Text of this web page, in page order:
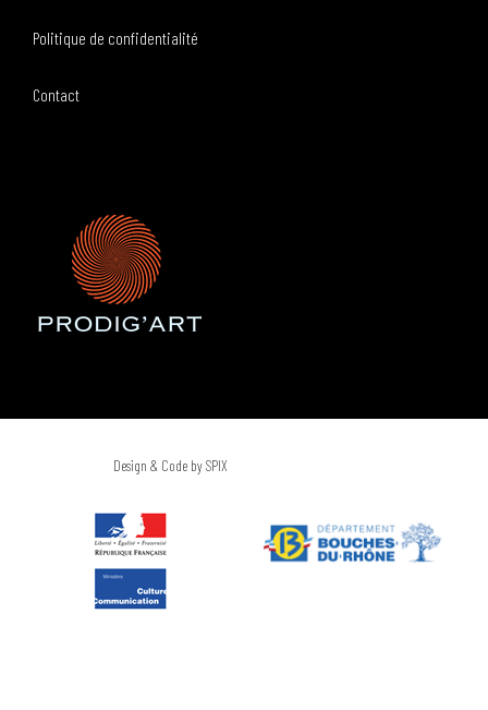
Politique de confidentialité
Contact
Design & Code by SPIX